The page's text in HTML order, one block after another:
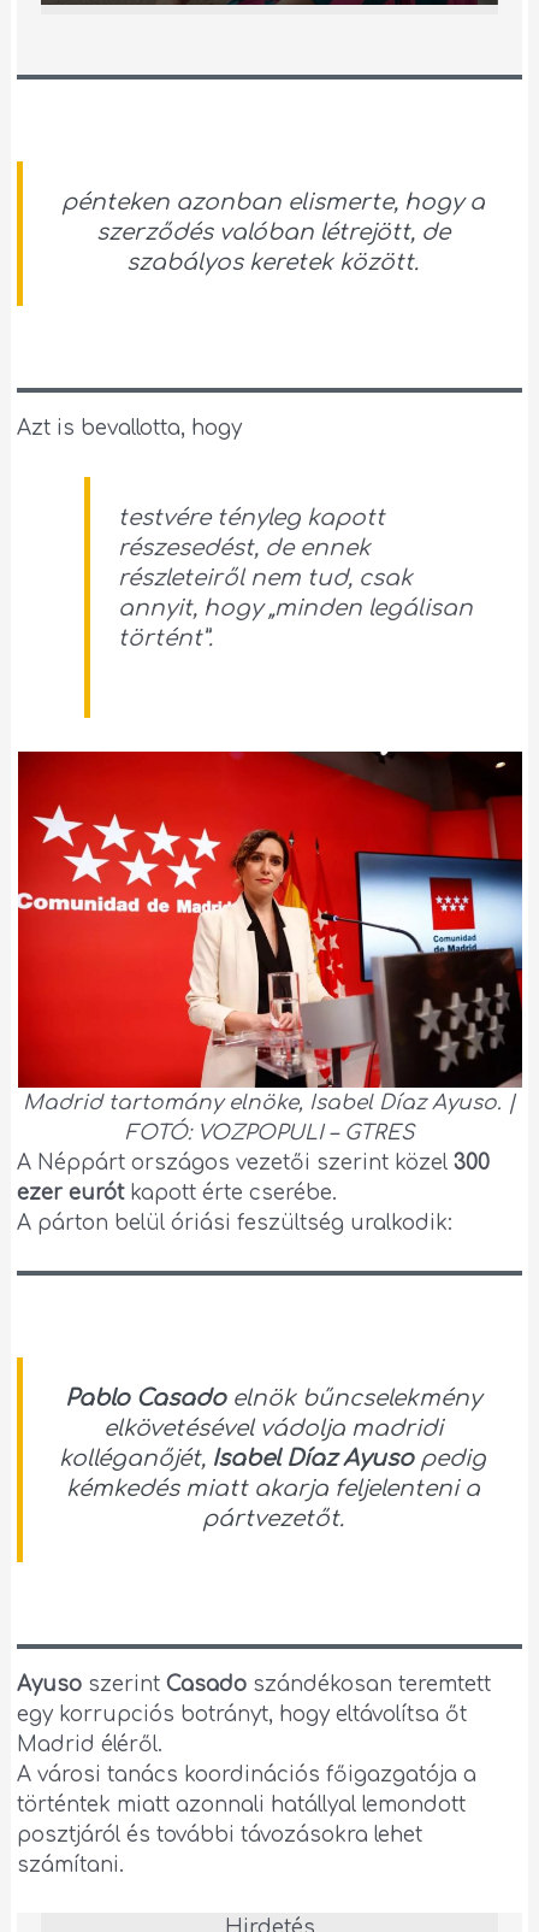
pénteken azonban elismerte, hogy a
szerződés valóban létrejött, de
szabályos keretek között.
Azt is bevallotta, hogy
testvére tényleg kapott
részesedést, de ennek
részleteiről nem tud, csak
annyit, hogy„minden legálisan
történt”.
Madrid tartomány elnöke, Isabel Díaz Ayuso. |
FOTÓ: VOZPOPULI – GTRES
A Néppárt országos vezetői szerint közel 300
ezer eurótkapott érte cserébe.
A párton belül óriási feszültség uralkodik:
Pablo Casadoelnök bűncselekmény
elkövetésével vádolja madridi
kolléganőjét, Isabel Díaz Ayusopedig
kémkedés miatt akarja feljelenteni a
pártvezetőt.
Ayuso szerintCasado szándékosan teremtett
egy korrupciós botrányt, hogy eltávolítsa őt
Madrid éléről.
A városi tanács koordinációs főigazgatója a
történtek miatt azonnali hatállyal lemondott
posztjáról és további távozásokra lehet
számítani.